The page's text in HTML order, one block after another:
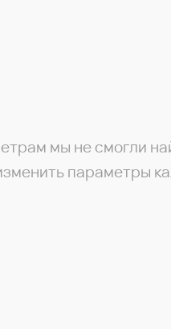
мы не смогли
параметры